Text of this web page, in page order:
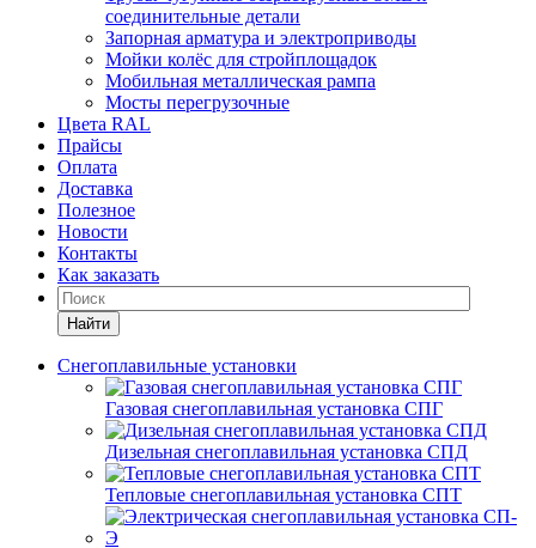
соединительные детали
Запорная арматура и электроприводы
Мойки колёс для стройплощадок
Мобильная металлическая рампа
Мосты перегрузочные
Цвета RAL
Прайсы
Оплата
Доставка
Полезное
Новости
Контакты
Как заказать
Найти
Снегоплавильные установки
Газовая снегоплавильная установка СПГ
Дизельная снегоплавильная установка СПД
Тепловые снегоплавильная установка СПТ